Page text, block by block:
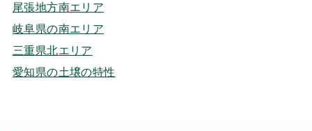
尾張地方南エリア
岐阜県の南エリア
三重県北エリア
愛知県の土壌の特性